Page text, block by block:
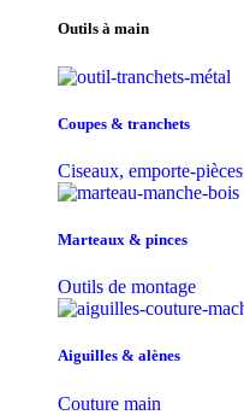
Outils à main
Coupes & tranchets
Ciseaux, emporte-pièces
Marteaux & pinces
Outils de montage
Aiguilles & alènes
Couture main